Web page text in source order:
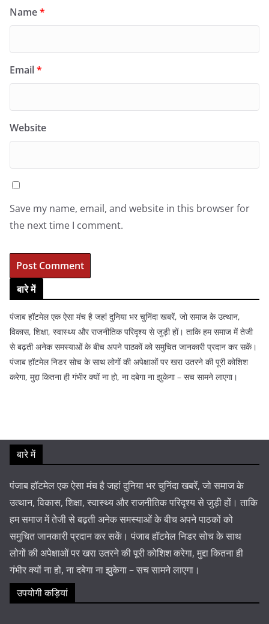
Name*
Email*
Website
Save my name, email, and website in this browser for
the next time I comment.
बारे में
पंजाब हॉटमेल एक ऐसा मंच है जहां दुनिया भर चुनिंदा खबरें, जो समाज के उत्थान,
विकास, शिक्षा, स्वास्थ्य और राजनीतिक परिदृश्य से जुड़ी हों। ताकि हम समाज में तेजी
से बढ़ती अनेक समस्याओं के बीच अपने पाठकों को समुचित जानकारी प्रदान कर सकें।
पंजाब हॉटमेल निडर सोच के साथ लोगों की अपेक्षाओं पर खरा उतरने की पूरी कोशिश
करेगा, मुद्दा कितना ही गंभीर क्यों ना हो, ना दबेगा ना झुकेगा – सच सामने लाएगा।
बारे में
पंजाब हॉटमेल एक ऐसा मंच है जहां दुनिया भर चुनिंदा खबरें, जो समाज के
उत्थान, विकास, शिक्षा, स्वास्थ्य और राजनीतिक परिदृश्य से जुड़ी हों। ताकि
हम समाज में तेजी से बढ़ती अनेक समस्याओं के बीच अपने पाठकों को
समुचित जानकारी प्रदान कर सकें। पंजाब हॉटमेल निडर सोच के साथ
लोगों की अपेक्षाओं पर खरा उतरने की पूरी कोशिश करेगा, मुद्दा कितना ही
गंभीर क्यों ना हो, ना दबेगा ना झुकेगा – सच सामने लाएगा।
उपयोगी कड़ियां